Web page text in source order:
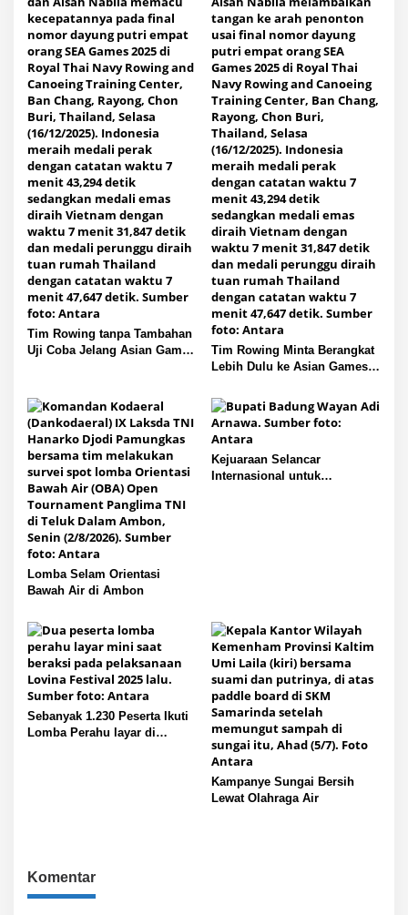
Tim Rowing tanpa Tambahan
Uji Coba Jelang Asian Games
Tim Rowing Minta Berangkat
Lebih Dulu ke Asian Games
Lomba Selam Orientasi
Bawah Air di Ambon
Kejuaraan Selancar
Internasional untuk
Sebanyak 1.230 Peserta Ikuti
Lomba Perahu layar di
Kampanye Sungai Bersih
Lewat Olahraga Air
Komentar